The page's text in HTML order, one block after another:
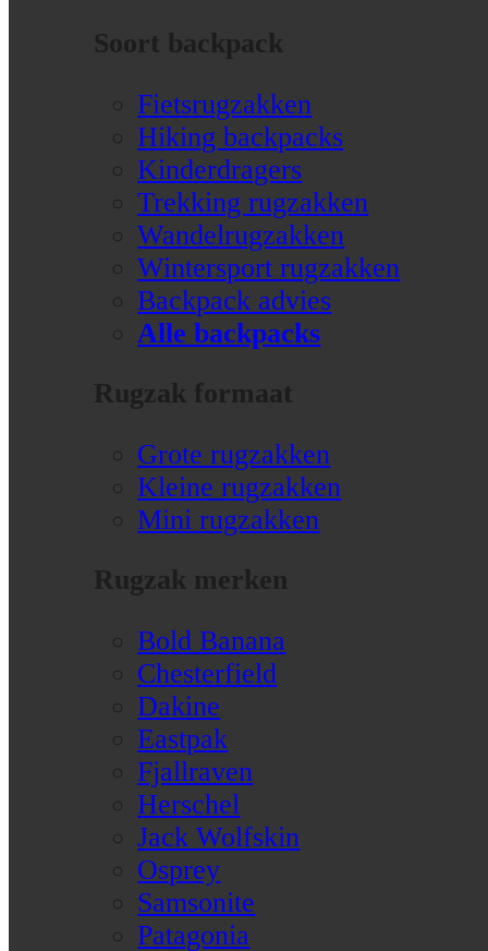
Soort backpack
Fietsrugzakken
Hiking backpacks
Kinderdragers
Trekking rugzakken
Wandelrugzakken
Wintersport rugzakken
Backpack advies
Alle backpacks
Rugzak formaat
Grote rugzakken
Kleine rugzakken
Mini rugzakken
Rugzak merken
Bold Banana
Chesterfield
Dakine
Eastpak
Fjallraven
Herschel
Jack Wolfskin
Osprey
Samsonite
Patagonia